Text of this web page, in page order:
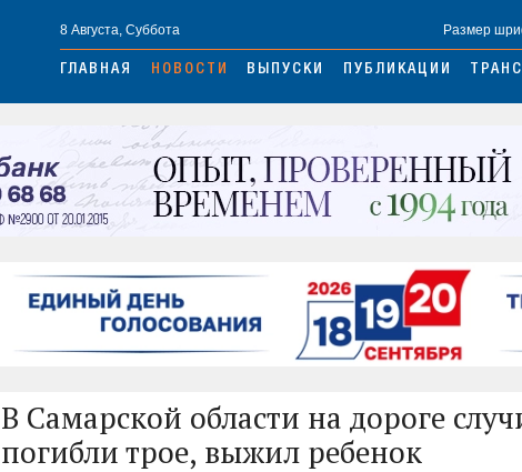
8 Августа, Суббота Размер
ГЛАВНАЯ НОВОСТИ ВЫПУСКИ ПУБЛИКАЦИИ
В Самарской области на дороге
погибли трое, выжил ребенок